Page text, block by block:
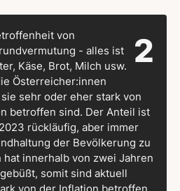
von
- alles ist
Käse, Brot, Milch usw.
2
Österreicher:innen
sehr oder eher stark von
betroffen sind. Der Anteil ist
rückläufig, aber immer
der Bevölkerung zu
innerhalb von zwei Jahren
somit sind aktuell
von der Inflation betroffen